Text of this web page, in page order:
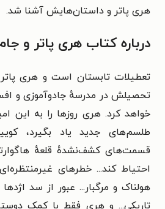
هری پاتر و داستان‌هایش آشنا شد.
درباره کتاب هری پاتر و
تعطیلات تابستان است و هری
تحصیلش در مدرسه‌ٔ جادوآموزی و
خواهد کرد. هری روزها را به این
طلسم‌های جدید یاد بگیرد،
قسمت‌های کشف‌نشده‌ٔ قلعه‌ٔ
احتیاط کند... خطرهای
هولناک و مرگبار... عبور از سد اژدها
تاریکی... و هری فقط با کمک